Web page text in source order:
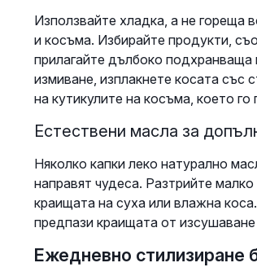
Използвайте хладка, а не гореща
и косъма. Избирайте продукти,
прилагайте дълбоко подхранваща
измиване, изплакнете косата със
на кутикулите на косъма, което
Естествени масла за
Няколко капки леко натурално
направят чудеса. Разтрийте
краищата на суха или влажна
предпази краищата от изсушаване
Ежедневно стилизиране